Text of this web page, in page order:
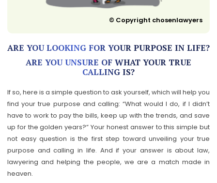
© Copyright chosenlawyers
ARE YOU LOOKING FOR YOUR PURPOSE IN LIFE?
ARE YOU UNSURE OF WHAT YOUR TRUE
CALLING IS?
If so, here is a simple question to ask yourself, which will help you
find your true purpose and calling: “What would I do, if I didn’t
have to work to pay the bills, keep up with the trends, and save
up for the golden years?” Your honest answer to this simple but
not easy question is the first step toward unveiling your true
purpose and calling in life. And if your answer is about law,
lawyering and helping the people, we are a match made in
heaven.